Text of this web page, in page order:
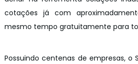
cotações já com
mesmo tempo gratuitamente para
Possuindo centenas de empresas, o